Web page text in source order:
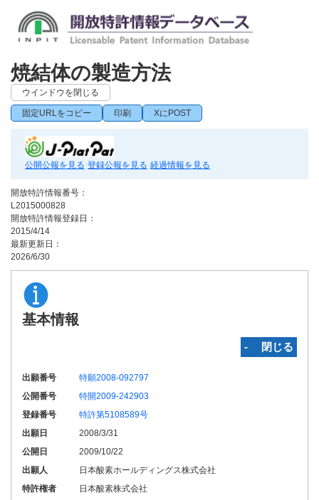
焼結体の製造方法
ウインドウを閉じる
固定URLをコピー 印刷 XにPOST
公開公報を見る 登録公報を見る 経過情報を見る
開放特許情報番号：
L2015000828
開放特許情報登録日：
2015/4/14
最新更新日：
2026/6/30
基本情報
‐ 閉じる
出願番号
特願2008-092797
公開番号
特開2009-242903
登録番号
特許第5108589号
出願日
2008/3/31
公開日
2009/10/22
出願人
日本酸素ホールディングス株式会社
特許権者
日本酸素株式会社